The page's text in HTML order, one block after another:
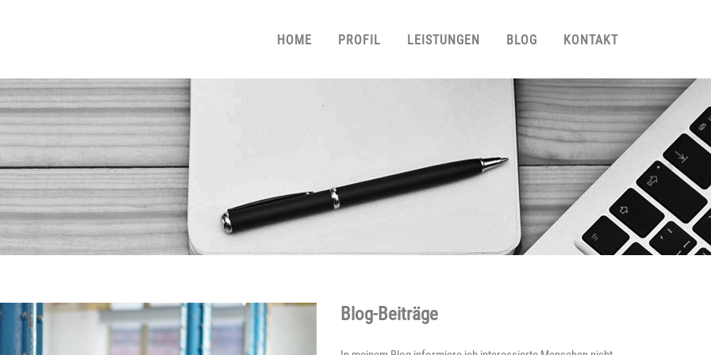
HOME PROFIL LEISTUNGEN BLOG KONTAKT
Blog-Beiträge